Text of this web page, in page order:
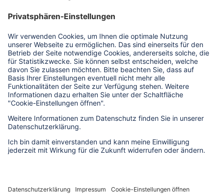
Kontaktformular
Erklärung zur Barrierefreiheit
Barriere melden
Impressum
AGB